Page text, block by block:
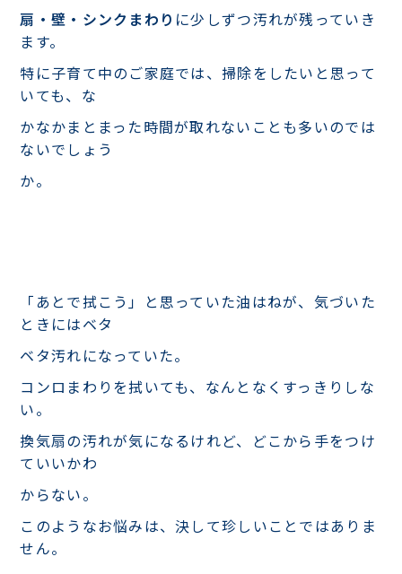
扇・壁・シンクまわり に少しずつ汚れが残っていき
ます。
特に子育て中のご家庭では、掃除をしたいと思って
いても、な
かなかまとまった時間が取れないことも多いのでは
ないでしょう
か。
「あとで拭こう」と思っていた油はねが、気づいた
ときにはベタ
ベタ汚れになっていた。
コンロまわりを拭いても、なんとなくすっきりしな
い。
換気扇の汚れが気になるけれど、どこから手をつけ
ていいかわ
からない。
このようなお悩みは、決して珍しいことではありま
せん。